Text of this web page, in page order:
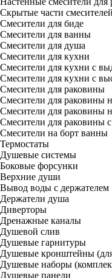
Скрытые части смесителей
Смесители для биде
Смесители для ванны
Смесители для душа
Смесители для кухни
Смесители для кухни с
Смесители для кухни с
Смесители для раковины
Смесители для раковины
Смесители для раковины
Смесители для раковины
Смесители на борт ванны
Термостаты
Душевые системы
Боковые форсунки
Верхние души
Вывод воды с держателем
Держатели душа
Диверторы
Дренажные каналы
Душевой слив
Душевые гарнитуры
Душевые кронштейны
Душевые наборы
Душевые панели